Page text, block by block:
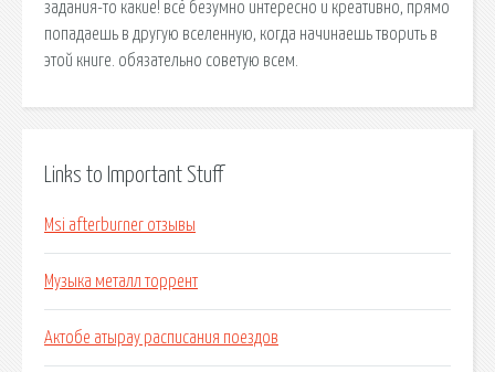
задания-то какие! всё безумно интересно и креативно, прямо
попадаешь в другую вселенную, когда начинаешь творить в
этой книге. обязательно советую всем.
Links to Important Stuff
Msi afterburner отзывы
Музыка металл торрент
Актобе атырау расписания поездов